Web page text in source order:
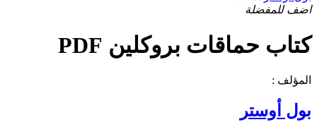
اضف للمفضلة
كتاب حماقات بروكلين PDF
المؤلف :
بول أوستر